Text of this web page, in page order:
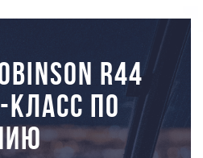
R44
ПО